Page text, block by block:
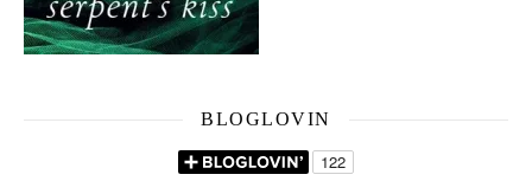
BLOGLOVIN